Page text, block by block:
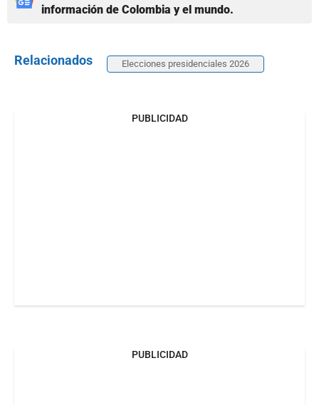
información de Colombia y el mundo.
Relacionados Elecciones presidenciales 2026
PUBLICIDAD
PUBLICIDAD